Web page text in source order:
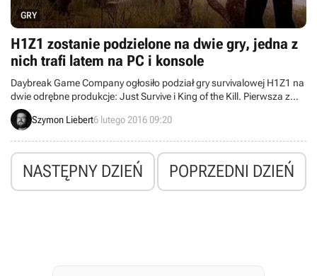
GRY
H1Z1 zostanie podzielone na dwie gry, jedna z
nich trafi latem na PC i konsole
Daybreak Game Company ogłosiło podział gry survivalowej H1Z1 na
dwie odrębne produkcje: Just Survive i King of the Kill. Pierwsza z
nich będzie koncentrowała się na rozgrywce sandboksowej, a druga
rozwinie tryb rywalizacyjny Battle Royale. Co więcej, King of the Kill
Szymon Liebert6 lutego 2016 09:20
NASTĘPNY DZIEŃ POPRZEDNI DZIEŃ